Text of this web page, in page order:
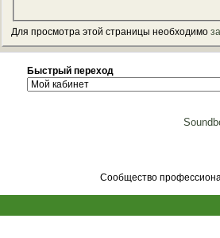
Для просмотра этой страницы необходимо
Быстрый переход
Сообщество